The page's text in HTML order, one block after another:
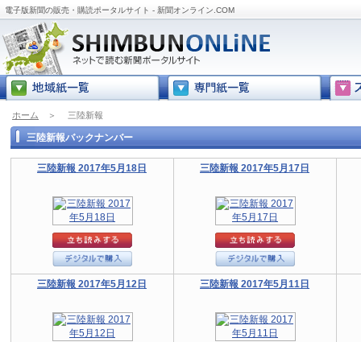
電子版新聞の販売・購読ポータルサイト - 新聞オンライン.COM
ホーム ＞ 三陸新報
三陸新報バックナンバー
三陸新報 2017年5月18日 三陸新報 2017年5月17日
三陸新報 2017年5月12日 三陸新報 2017年5月11日